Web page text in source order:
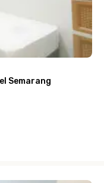
Semarang